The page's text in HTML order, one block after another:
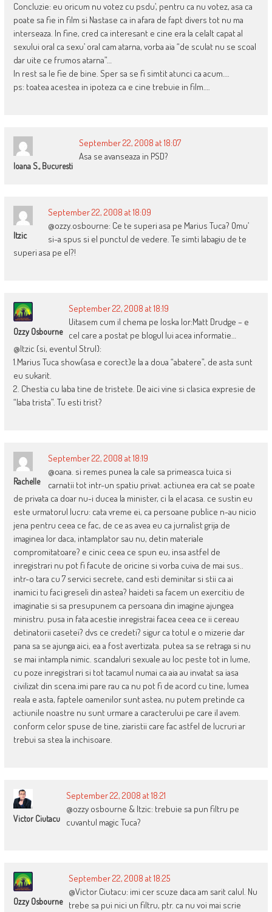
Concluzie: eu oricum nu votez cu psdu’, pentru ca nu votez, asa ca
poate sa fie in film si Nastase ca in afara de fapt divers tot nu ma
interseaza. In fine, cred ca interesant e cine era la celalt capat al
sexului oral ca sexu’ oral cam atarna, vorba aia “de sculat nu se scoal
dar uite ce frumos atarna”…
In rest sa le fie de bine. Sper sa se fi simtit atunci ca acum….
ps: toatea acestea in ipoteza ca e cine trebuie in film….
Ioana S., Bucuresti
September 22, 2008 at 18:07
Asa se avanseaza in PSD?
Itzic
September 22, 2008 at 18:09
@ozzy.osbourne: Ce te superi asa pe Marius Tuca? Omu’
si-a spus si el punctul de vedere. Te simti labagiu de te
superi asa pe el?!
Ozzy Osbourne
September 22, 2008 at 18:19
Uitasem cum il chema pe Ioska lor:Matt Drudge – e
cel care a postat pe blogul lui acea informatie…
@Itzic (si, eventul Strul):
1.Marius Tuca show(asa e corect)e la a doua “abatere”, de asta sunt
eu sukarit.
2. Chestia cu laba tine de tristete. De aici vine si clasica expresie de
“laba trista”. Tu esti trist?
Rachelle
September 22, 2008 at 18:19
@oana. si remes punea la cale sa primeasca tuica si
carnatii tot intr-un spatiu privat. actiunea era cat se poate
de privata ca doar nu-i ducea la minister, ci la el acasa. ce sustin eu
este urmatorul lucru: cata vreme ei, ca persoane publice n-au nicio
jena pentru ceea ce fac, de ce as avea eu ca jurnalist grija de
imaginea lor daca, intamplator sau nu, detin materiale
compromitatoare? e cinic ceea ce spun eu, insa astfel de
inregistrari nu pot fi facute de oricine si vorba cuiva de mai sus..
intr-o tara cu 7 servici secrete, cand esti deminitar si stii ca ai
inamici tu faci greseli din astea? haideti sa facem un exercitiu de
imaginatie si sa presupunem ca persoana din imagine ajungea
ministru. pusa in fata acestie inregistrai facea ceea ce ii cereau
detinatorii casetei? dvs ce credeti? sigur ca totul e o mizerie dar
pana sa se ajunga aici, ea a fost avertizata. putea sa se retraga si nu
se mai intampla nimic. scandaluri sexuale au loc peste tot in lume,
cu poze inregistrari si tot tacamul numai ca aia au invatat sa iasa
civilizat din scena.imi pare rau ca nu pot fi de acord cu tine, lumea
reala e asta, faptele oamenilor sunt astea, nu putem pretinde ca
actiunile noastre nu sunt urmare a caracterului pe care il avem.
conform celor spuse de tine, ziaristii care fac astfel de lucruri ar
trebui sa stea la inchisoare.
Victor Ciutacu
September 22, 2008 at 18:21
@ozzy osbourne & Itzic: trebuie sa pun filtru pe
cuvantul magic Tuca?
Ozzy Osbourne
September 22, 2008 at 18:25
@Victor Ciutacu: imi cer scuze daca am sarit calul. Nu
trebe sa pui nici un filtru, ptr. ca nu voi mai scrie